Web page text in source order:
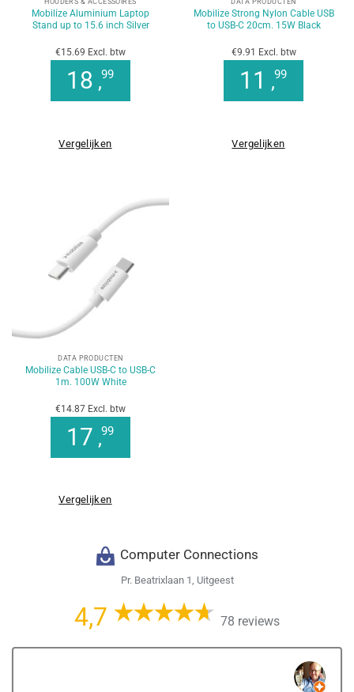
HOUDERS & ACCESSOIRES
Mobilize Aluminium Laptop
Stand up to 15.6 inch Silver
€15.69 Excl. btw
18 ,99
Vergelijken
DATA PRODUCTEN
Mobilize Strong Nylon Cable USB
to USB-C 20cm. 15W Black
€9.91 Excl. btw
11 ,99
Vergelijken
DATA PRODUCTEN
Mobilize Cable USB-C to USB-C
1m. 100W White
€14.87 Excl. btw
17 ,99
Vergelijken
Computer Connections
Pr. Beatrixlaan 1, Uitgeest
4,7 78 reviews